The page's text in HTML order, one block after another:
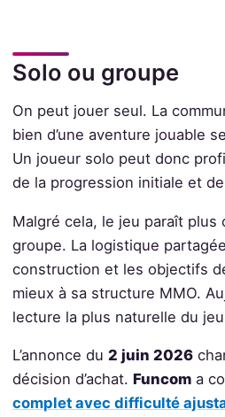
Solo ou groupe
On peut jouer seul. La
bien d’une aventure jouable
Un joueur solo peut donc
de la progression initiale et
Malgré cela, le jeu paraît plus
groupe. La logistique
construction et les objectifs
mieux à sa structure MMO.
lecture la plus naturelle du
L’annonce du 2 juin 2026
décision d’achat. Funcoma
complet avec difficulté